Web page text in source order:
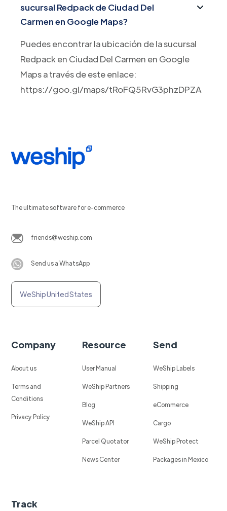
sucursal Redpack de Ciudad Del
Carmen en Google Maps?
Puedes encontrar la ubicación de la sucursal
Redpack en Ciudad Del Carmen en Google
Maps a través de este enlace:
https://goo.gl/maps/tRoFQ5RvG3phzDPZA
The ultimate software for e-commerce
friends@weship.com
Send us a WhatsApp
WeShip United States
Company
About us
Terms and
Conditions
Privacy Policy
Resource
User Manual
WeShip Partners
Blog
WeShip API
Parcel Quotator
News Center
Send
WeShip Labels
Shipping
eCommerce
Cargo
WeShip Protect
Packages in Mexico
Track